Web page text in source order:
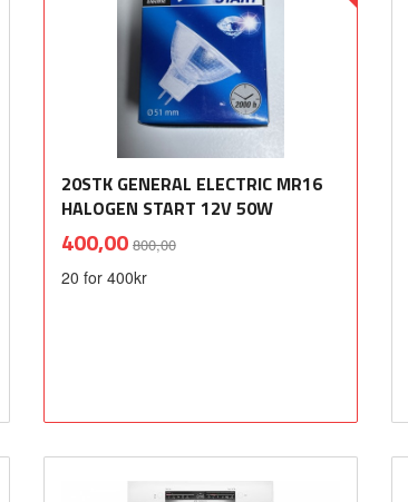
20STK GENERAL ELECTRIC MR16
HALOGEN START 12V 50W
Tilbud
400,00 800,00mva.
20 for 400kr